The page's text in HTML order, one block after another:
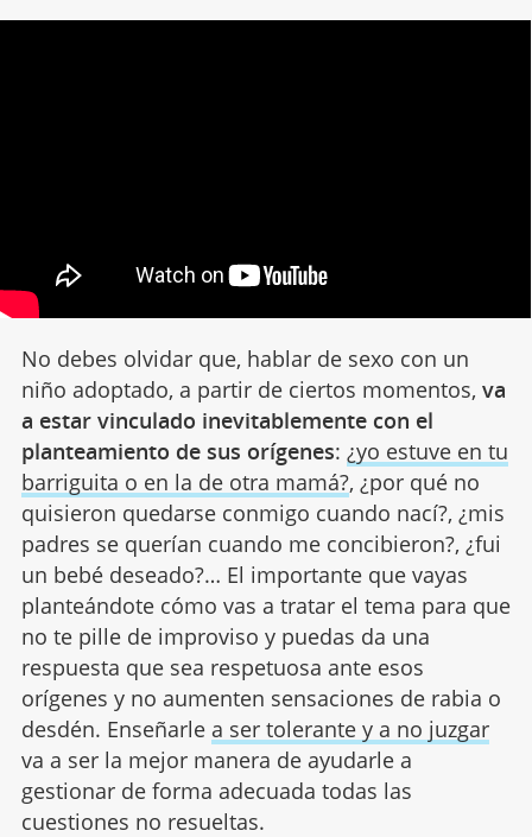
No debes olvidar que, hablar de sexo con un
niño adoptado, a partir de ciertos momentos, va
a estar vinculado inevitablemente con el
planteamiento de sus orígenes: ¿yo estuve en tu
barriguita o en la de otra mamá?, ¿por qué no
quisieron quedarse conmigo cuando nací?, ¿mis
padres se querían cuando me concibieron?, ¿fui
un bebé deseado?… El importante que vayas
planteándote cómo vas a tratar el tema para que
no te pille de improviso y puedas da una
respuesta que sea respetuosa ante esos
orígenes y no aumenten sensaciones de rabia o
desdén. Enseñarle a ser tolerante y a no juzgar
va a ser la mejor manera de ayudarle a
gestionar de forma adecuada todas las
cuestiones no resueltas.